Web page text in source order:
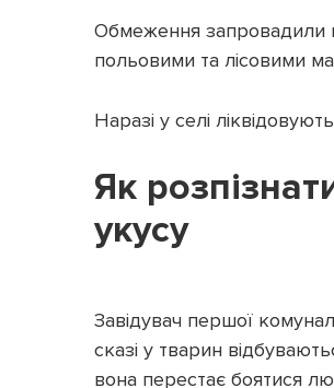
Обмеження запровадили
польовими та лісовими
Наразі у селі
Як
укусу
Завідувач першої
сказі у тварин
вона перестає боятися